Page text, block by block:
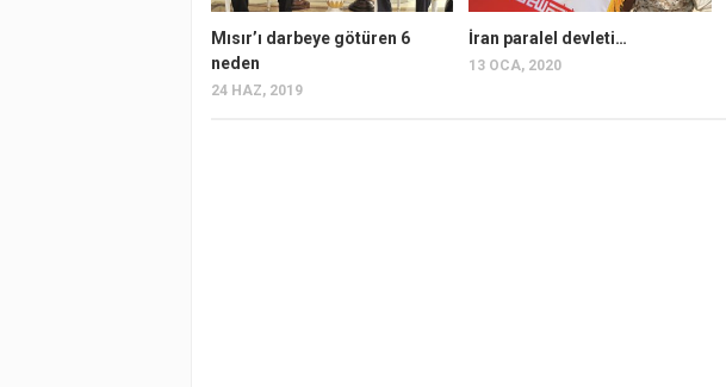
Mısır’ı darbeye götüren 6
neden
24 HAZ, 2019
İran paralel devleti…
13 OCA, 2020